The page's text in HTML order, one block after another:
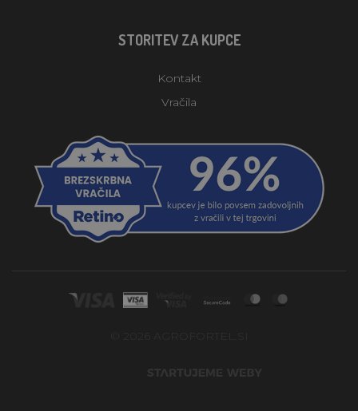
STORITEV ZA KUPCE
Kontakt
Vračila